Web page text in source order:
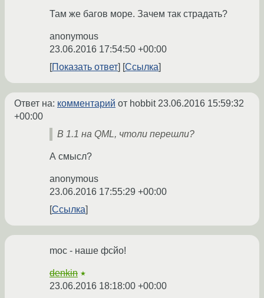
Там же багов море. Зачем так страдать?
anonymous
23.06.2016 17:54:50 +00:00
Показать ответ
Ссылка
Ответ на: комментарий от hobbit23.06.2016 15:59:32
+00:00
В 1.1 на QML, чтоли перешли?
А смысл?
anonymous
23.06.2016 17:55:29 +00:00
Ссылка
moc - наше фсйо!
denkin ★
23.06.2016 18:18:00 +00:00